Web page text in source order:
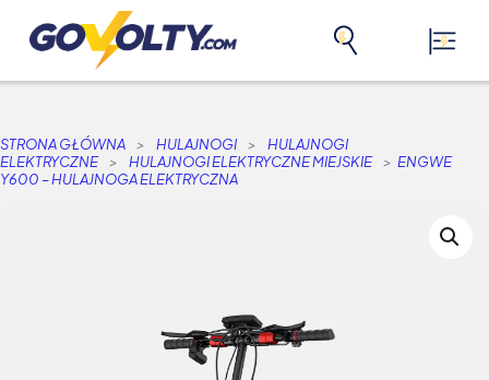
STRONA GŁÓWNA > HULAJNOGI >
HULAJNOGI
ELEKTRYCZNE
> HULAJNOGI ELEKTRYCZNE MIEJSKIE > ENGWE
Y600 – HULAJNOGA ELEKTRYCZNA